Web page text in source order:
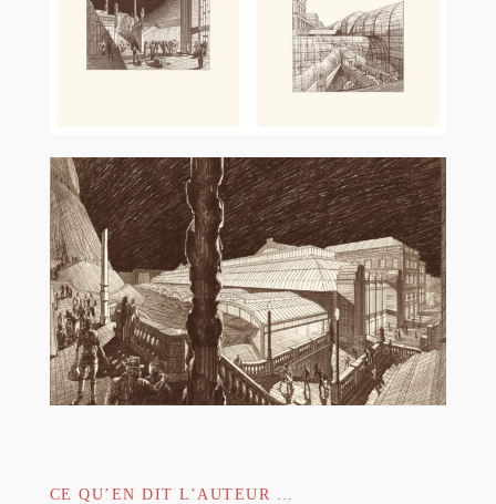
CE QU’EN DIT L’AUTEUR …